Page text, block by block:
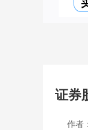
证券
作者